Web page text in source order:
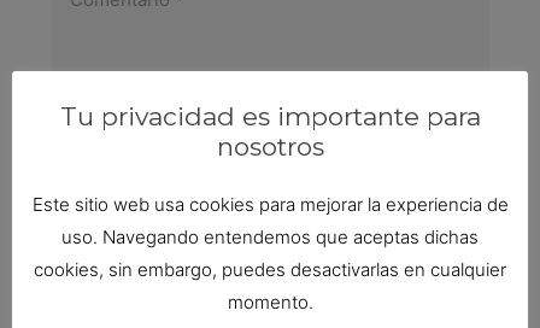
Guarda mi nombre, correo electrónico y web en
Tu privacidad es importante para
nosotros
Este sitio web usa cookies para mejorar la experiencia de
uso. Navegando entendemos que aceptas dichas
cookies, sin embargo, puedes desactivarlas en cualquier
momento.